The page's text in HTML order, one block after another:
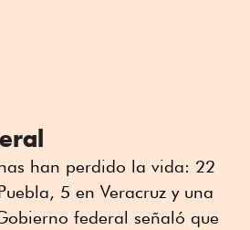
han perdido la vida: 22
5 en Veracruz y una
federal señaló que